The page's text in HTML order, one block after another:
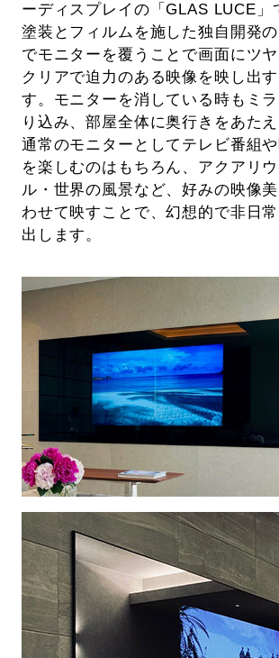
ーディスプレイの「GLAS LUCE」
塗装とフィルムを施した独自開発
でモニターを覆うことで画面にツヤ
クリアで迫力のある映像を映し出
す。モニターを消している時もミ
り込み、部屋全体に奥行きをあたえ
通常のモニターとしてテレビ番組
を楽しむのはもちろん、アクアリ
ル・世界の風景など、好みの映像
わせて映すことで、幻想的で非日
出します。